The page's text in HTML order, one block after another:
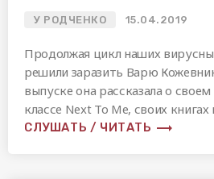
У РОДЧЕНКО 15.04.2019
Продолжая цикл наших
решили заразить Варю
выпуске она рассказала о
классе Next To Me, своих
СЛУШАТЬ / ЧИТАТЬ trending_flat